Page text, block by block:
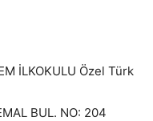
İLKOKULU Özel Türk
BUL. NO: 204